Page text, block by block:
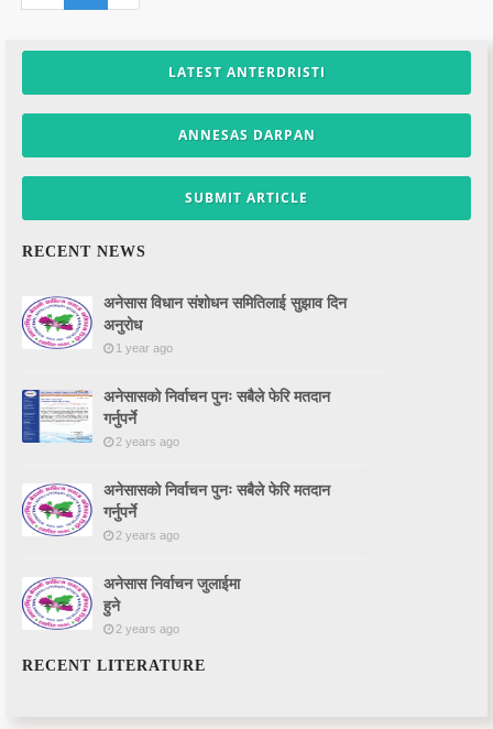
LATEST ANTERDRISTI
ANNESAS DARPAN
SUBMIT ARTICLE
RECENT NEWS
अनेसास विधान संशोधन समितिलाई सुझाव दिन
अनुरोध
1 year ago
अनेसासको निर्वाचन पुनः सबैले फेरि मतदान
गर्नुपर्ने
2 years ago
अनेसासको निर्वाचन पुनः सबैले फेरि मतदान
गर्नुपर्ने
2 years ago
अनेसास निर्वाचन जुलाईमा
हुने
2 years ago
RECENT LITERATURE